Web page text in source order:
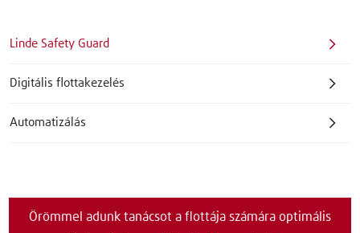
Linde Safety Guard
Digitális flottakezelés
Automatizálás
Örömmel adunk tanácsot a flottája számára optimális